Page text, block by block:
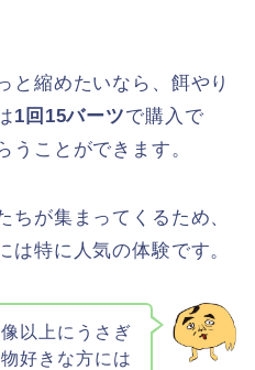
と縮めたいなら、餌やり
1回15バーツで購入で
うことができます。
ちが集まってくるため、
は特に人気の体験です。
以上にうさぎ
好きな方には